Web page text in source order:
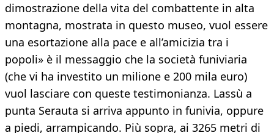
dimostrazione della vita del combattente in alta
montagna, mostrata in questo museo, vuol essere
una esortazione alla pace e all’amicizia tra i
popoli» è il messaggio che la società funiviaria
(che vi ha investito un milione e 200 mila euro)
vuol lasciare con queste testimonianza. Lassù a
punta Serauta si arriva appunto in funivia, oppure
a piedi, arrampicando. Più sopra, ai 3265 metri di